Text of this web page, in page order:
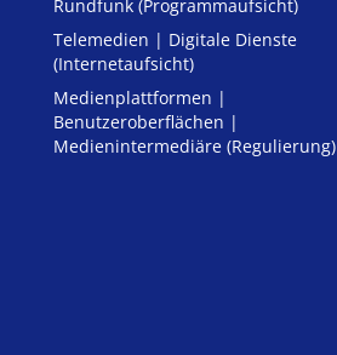
Rundfunk (Programmaufsicht)
Telemedien | Digitale Dienste
(Internetaufsicht)
Medienplattformen |
Benutzeroberflächen |
Medienintermediäre (Regulierung)